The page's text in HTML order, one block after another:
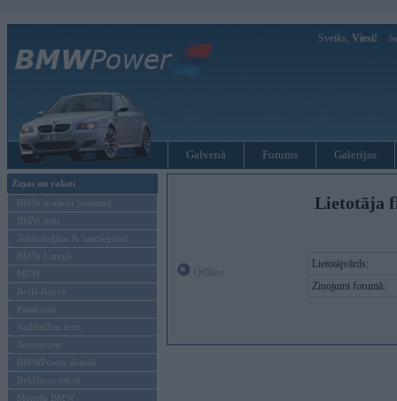
Sveiks, Viesi!
Galvenā Forums Galerijas
Ziņas un raksti
BMW modeļu jaunumi
BMW testi
Tehnoloģijas & sasniegumi
BMW Latvijā
MINI
Rolls-Royce
Pasākumi
Vadāmības tests
Autosports
BMWPower aktuāli
Reklāmas raksti
Mēneša BMW
Lietotāja
Lietotājvārds:
Ziņojumi forumā: